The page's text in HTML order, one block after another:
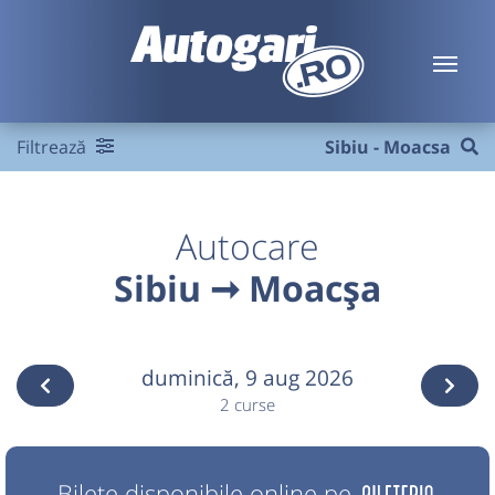
Filtrează Sibiu - Moacsa
Autocare
Sibiu ➞ Moacșa
duminică, 9 aug 2026
2 curse